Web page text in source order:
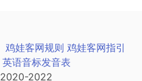
鸡娃客网规则 鸡娃客网指引
英语音标发音表
2020-2022